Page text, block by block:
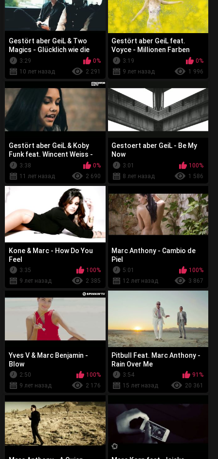
Gestört aber GeiL & Two
Magics - Glücklich wie die
Kinder
3:29
0%
10 лет назад
2 291
Gestört aber GeiL feat.
Voyce - Millionen Farben
3:19
0%
9 лет назад
1 996
Gestört aber GeiL & Koby
Funk feat. Wincent Weiss -
Unter Meiner Haut
3:38
0%
11 лет назад
2 690
Gestoert aber GeiL - Be My
Now
3:01
100%
8 лет назад
1 586
Kone & Marc - How Do You
Feel
3:35
100%
9 лет назад
2 385
Marc Anthony - Cambio de
Piel
5:01
100%
12 лет назад
3 867
Yves V & Marc Benjamin -
Blow
2:50
100%
9 лет назад
2 176
Pitbull Feat. Marc Anthony -
Rain Over Me
3:54
91%
15 лет назад
20 361